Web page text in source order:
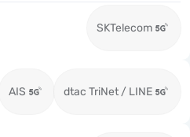
SKTelecom
AIS dtac TriNet / LINE